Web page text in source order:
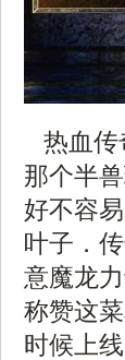
热血传
那个半
好不容
叶子．
意魔龙
称赞这
时候上